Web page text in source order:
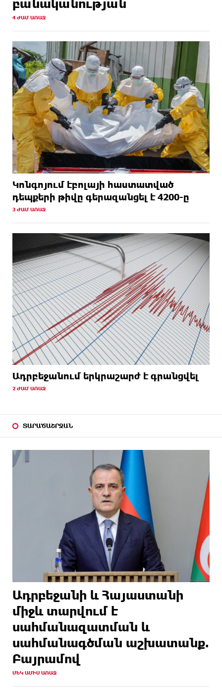
բանականության
4 ԺԱՄ ԱՌԱՋ
Կոնգոյում էբոլայի հաստատված
դեպքերի թիվը գերազանցել է 4200-ը
3 ԺԱՄ ԱՌԱՋ
Ադրբեջանում երկրաշարժ է գրանցվել
2 ԺԱՄ ԱՌԱՋ
ՏԱՐԱԾԱՇՐՋԱՆ
Ադրբեջանի և Հայաստանի
միջև տարվում է
սահմանազատման և
սահմանագծման աշխատանք.
Բայրամով
ՄԵԿ ԱՄԻՍ ԱՌԱՋ